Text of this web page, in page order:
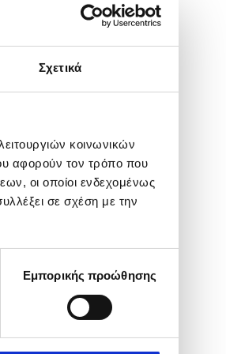
Σχετικά
κοινωνικών
αφορούν τον τρόπο που
οι οποίοι ενδεχομένως
σε σχέση με την
Εμπορικής προώθησης
του
μέσα
βασικών
μικρή
του
του
αντιδράσεις
όπως: